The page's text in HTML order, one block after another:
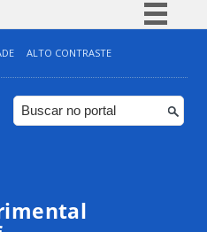
Simplifique!
Comunica BR
Participe
ALTO CONTRASTE